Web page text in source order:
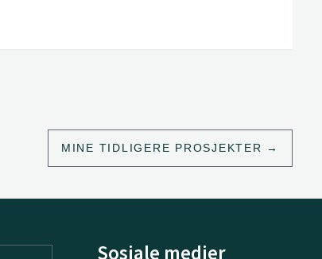
MINE TIDLIGERE PROSJEKTER
Sosiale medier